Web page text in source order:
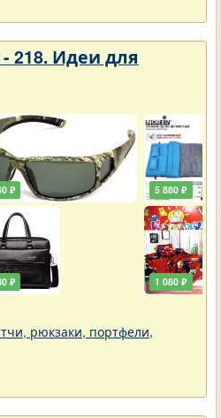
218. Идеи для
₽
₽
5 880 ₽
1 080 ₽
рюкзаки, портфели,